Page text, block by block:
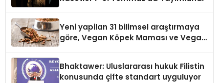
Yeni yapilan 31 bilimsel araştırmaya
göre, Vegan Köpek Maması ve Vegan
Bhaktawer: Uluslararası hukuk Filistin
konusunda çifte standart uyguluyor